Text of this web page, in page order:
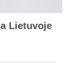
Lietuvoje